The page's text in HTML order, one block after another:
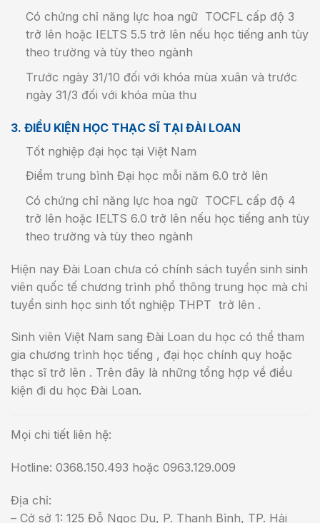
Có chứng chỉ năng lực hoa ngữ TOCFL cấp độ 3
trở lên hoặc IELTS 5.5 trở lên nếu học tiếng anh tùy
theo trường và tùy theo ngành
Trước ngày 31/10 đối với khóa mùa xuân và trước
ngày 31/3 đối với khóa mùa thu
3. ĐIỀU KIỆN HỌC THẠC SĨ TẠI ĐÀI LOAN
Tốt nghiệp đại học tại Việt Nam
Điểm trung bình Đại học mỗi năm 6.0 trở lên
Có chứng chỉ năng lực hoa ngữ TOCFL cấp độ 4
trở lên hoặc IELTS 6.0 trở lên nếu học tiếng anh tùy
theo trường và tùy theo ngành
Hiện nay Đài Loan chưa có chính sách tuyển sinh sinh
viên quốc tế chương trình phổ thông trung học mà chỉ
tuyển sinh học sinh tốt nghiệp THPT trở lên .
Sinh viên Việt Nam sang Đài Loan du học có thể tham
gia chương trình học tiếng , đại học chính quy hoặc
thạc sĩ trở lên . Trên đây là những tổng hợp về điều
kiện đi du học Đài Loan.
Mọi chi tiết liên hệ:
Hotline: 0368.150.493 hoặc 0963.129.009
Địa chỉ:
– Cở sở 1: 125 Đỗ Ngọc Du, P. Thanh Bình, TP. Hải